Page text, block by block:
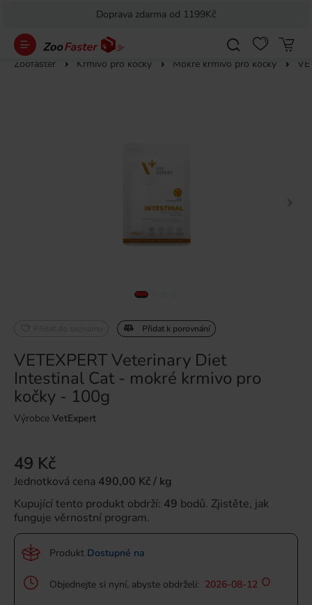
Doprava zdarma od 1199Kč
Zoofaster Krmivo pro kočky Mokré krmivo pro kočky
Přidat k porovnání
VETEXPERT Veterinary Diet
Intestinal Cat - mokré krmivo pro
kočky - 100g
Výrobce VetExpert
49 Kč
Jednotková cena 490,00 Kč / kg
Kupující tento produkt obdrží: 49 bodů. Zjistěte, jak
funguje věrnostní program.
Produkt Dostupné na
Objednejte si nyní, abyste obdrželi: 2026-08-12